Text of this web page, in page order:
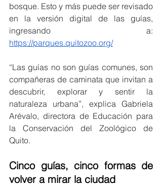
bosque. Esto y más puede ser revisado
en la versión digital de las guías,
https://parques.quitozoo.org/
“Las guías no son guías comunes, son
compañeras de caminata que invitan a
descubrir, explorar y sentir la
naturaleza urbana”, explica Gabriela
Arévalo, directora de Educación para
la Conservación del Zoológico de
Quito.
Cinco guías, cinco formas de
volver a mirar la ciudad